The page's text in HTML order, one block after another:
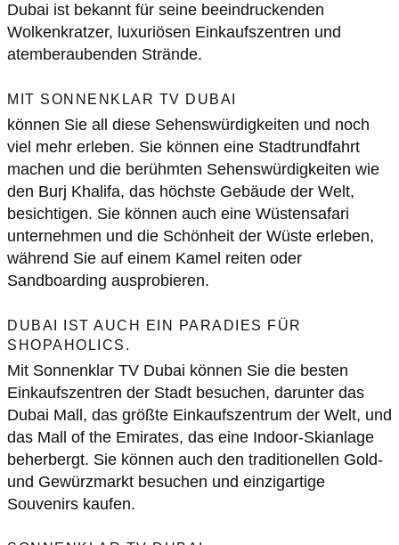
Dubai ist bekannt für seine beeindruckenden
Wolkenkratzer, luxuriösen Einkaufszentren und
atemberaubenden Strände.
MIT SONNENKLAR TV DUBAI
können Sie all diese Sehenswürdigkeiten und noch
viel mehr erleben. Sie können eine Stadtrundfahrt
machen und die berühmten Sehenswürdigkeiten wie
den Burj Khalifa, das höchste Gebäude der Welt,
besichtigen. Sie können auch eine Wüstensafari
unternehmen und die Schönheit der Wüste erleben,
während Sie auf einem Kamel reiten oder
Sandboarding ausprobieren.
DUBAI IST AUCH EIN PARADIES FÜR
SHOPAHOLICS.
Mit Sonnenklar TV Dubai können Sie die besten
Einkaufszentren der Stadt besuchen, darunter das
Dubai Mall, das größte Einkaufszentrum der Welt, und
das Mall of the Emirates, das eine Indoor-Skianlage
beherbergt. Sie können auch den traditionellen Gold-
und Gewürzmarkt besuchen und einzigartige
Souvenirs kaufen.